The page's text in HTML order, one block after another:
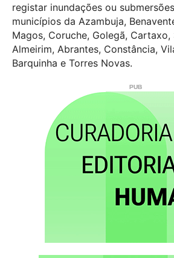
registar inundações ou
municípios da Azambuja,
Magos, Coruche, Golegã, Cartaxo,
Almeirim, Abrantes, Constância,
Barquinha e Torres Novas.